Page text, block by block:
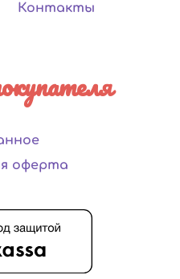
Контакты
оферта